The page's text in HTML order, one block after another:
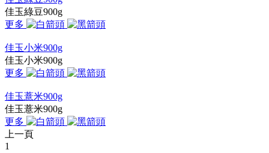
佳玉綠豆900g
更多
佳玉小米900g
佳玉小米900g
更多
佳玉薏米900g
佳玉薏米900g
更多
上一頁
1